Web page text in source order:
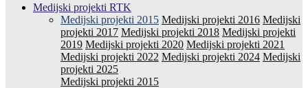
Medijski projekti RTK
Medijski projekti 2015 Medijski projekti 2016 Medijski
projekti 2017 Medijski projekti 2018 Medijski projekti
2019 Medijski projekti 2020 Medijski projekti 2021
Medijski projekti 2022 Medijski projekti 2024 Medijski
projekti 2025
Medijski projekti 2015